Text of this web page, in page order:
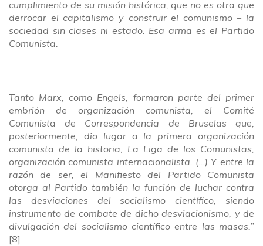
cumplimiento de su misión histórica, que no es otra que
derrocar el capitalismo y construir el comunismo – la
sociedad sin clases ni estado. Esa arma es el Partido
Comunista.
Tanto Marx, como Engels, formaron parte del primer
embrión de organización comunista, el Comité
Comunista de Correspondencia de Bruselas que,
posteriormente, dio lugar a la primera organización
comunista de la historia, La Liga de los Comunistas,
organización comunista internacionalista. (…) Y entre la
razón de ser, el Manifiesto del Partido Comunista
otorga al Partido también la función de luchar contra
las desviaciones del socialismo científico, siendo
instrumento de combate de dicho desviacionismo, y de
divulgación del socialismo científico entre las masas.”
[8]